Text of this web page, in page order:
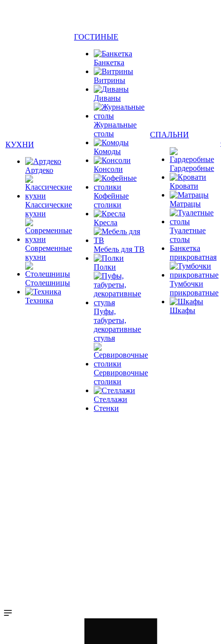
КУХНИ
Артдеко
Классические
кухни
Современные
кухни
Столешницы
Техника
ГОСТИНЫЕ
Банкетка
Витрины
Диваны
Журнальные
столы
Комоды
Консоли
Кофейные
столики
Кресла
Мебель для ТВ
Полки
Пуфы,
табуреты,
декоративные
стулья
Сервировочные
столики
Стеллажи
Стенки
СПАЛЬНИ
Гардеробные
Кровати
Матрацы
Туалетные
столы
Банкетка
прикроватная
Тумбочки
прикроватные
Шкафы